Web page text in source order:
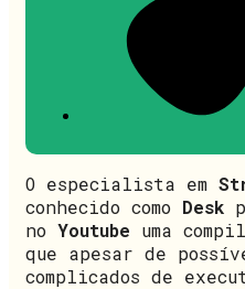
O especialista em
conhecido como Desk
no Youtube uma
que apesar de
complicados de